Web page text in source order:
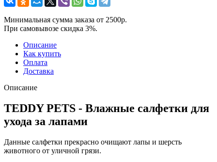
Минимальная сумма заказа от 2500р.
При самовывозе скидка 3%.
Описание
Как купить
Оплата
Доставка
Описание
TEDDY PETS - Влажные салфетки для
ухода за лапами
Данные салфетки прекрасно очищают лапы и шерсть
животного от уличной грязи.